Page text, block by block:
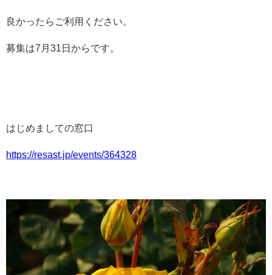
良かったらご利用ください。
募集は7月31日からです。
はじめましての窓口
https://resast.jp/events/364328